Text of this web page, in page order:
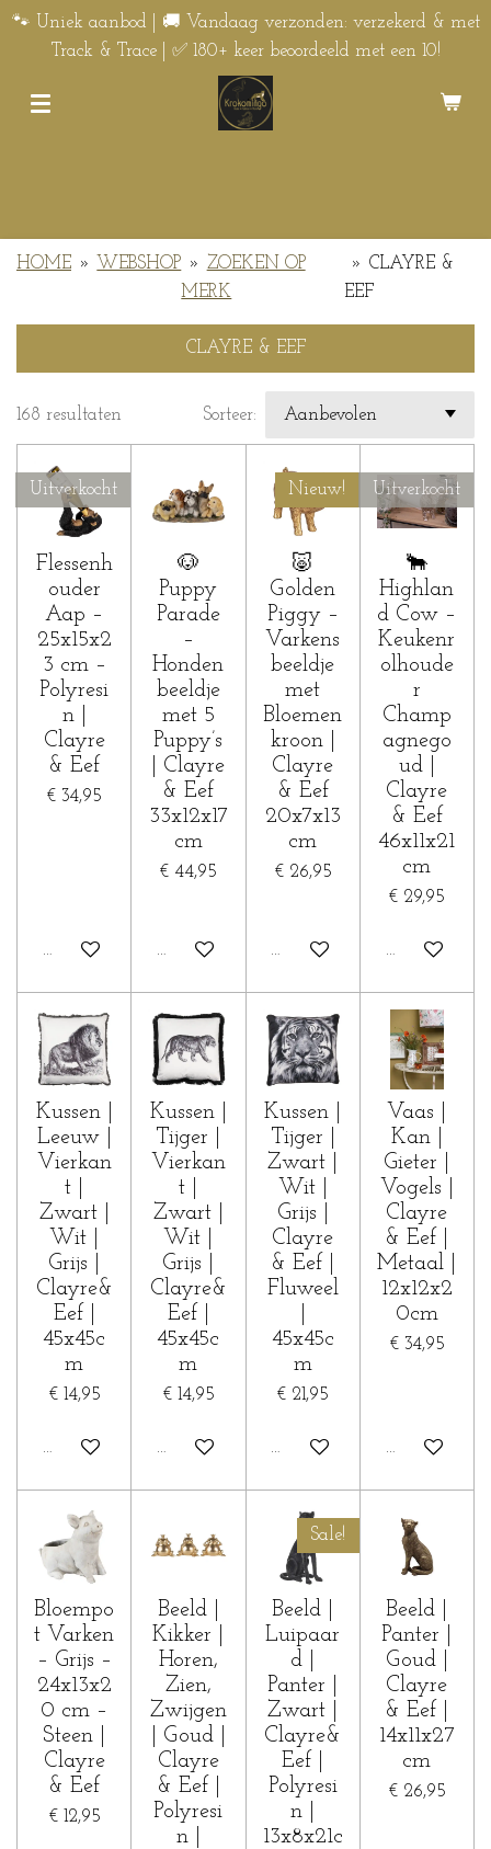
Ga
direct
🐾 Uniek aanbod | 🚚 Vandaag verzonden: verzekerd & met
Track & Trace | ✅ 180+ keer beoordeeld met een 10!
HOME » WEBSHOP » ZOEKEN OP
MERK
» CLAYRE &
EEF
CLAYRE & EEF
168 resultaten Sorteer:
Uitverkocht
Flessenh
ouder
Aap –
25x15x2
3 cm –
Polyresi
n |
Clayre
& Eef
€ 34,95
Houd mij op de hoogte
🐶
Puppy
Parade
–
Honden
beeldje
met 5
Puppy’s
| Clayre
& Eef
33x12x17
cm
€ 44,95
In winkelwagen
Nieuw!
🐷
Golden
Piggy –
Varkens
beeldje
met
Bloemen
kroon |
Clayre
& Eef
20x7x13
cm
€ 26,95
In winkelwagen
Uitverkocht
🐂
Highlan
d Cow –
Keukenr
olhoude
r
Champ
agnego
ud |
Clayre
& Eef
46x11x21
cm
€ 29,95
Houd mij op
Kussen |
Leeuw |
Vierkan
t |
Zwart |
Wit |
Grijs |
Clayre&
Eef |
45x45c
m
€ 14,95
In winkelwagen
Kussen |
Tijger |
Vierkan
t |
Zwart |
Wit |
Grijs |
Clayre&
Eef |
45x45c
m
€ 14,95
In winkelwagen
Kussen |
Tijger |
Zwart |
Wit |
Grijs |
Clayre
& Eef |
Fluweel
45x45c
m
€ 21,95
In winkelwagen
Vaas |
Kan |
Gieter |
Vogels |
Clayre
& Eef |
Metaal |
12x12x2
0cm
€ 34,95
In
Bloempo
t Varken
– Grijs –
24x13x2
0 cm –
Steen |
Clayre
& Eef
€ 12,95
Beeld |
Kikker |
Horen,
Zien,
Zwijgen
| Goud |
Clayre
& Eef |
Polyresi
n |
Sale!
Beeld |
Luipaar
d |
Panter |
Zwart |
Clayre&
Eef |
Polyresi
n |
13x8x21c
Beeld |
Panter |
Goud |
Clayre
& Eef |
14x11x27
cm
€ 26,95